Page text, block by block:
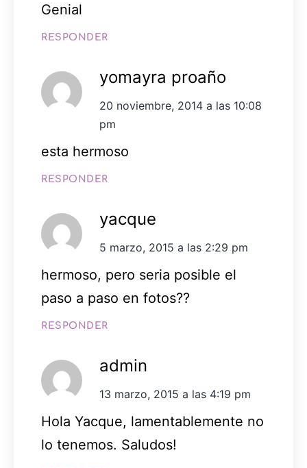
Genial
RESPONDER
yomayra proaño
20 noviembre, 2014 a las 10:08
pm
esta hermoso
RESPONDER
yacque
5 marzo, 2015 a las 2:29 pm
hermoso, pero seria posible el
paso a paso en fotos??
RESPONDER
admin
13 marzo, 2015 a las 4:19 pm
Hola Yacque, lamentablemente no
lo tenemos. Saludos!